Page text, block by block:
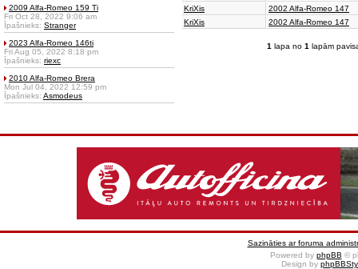
2009 Alfa-Romeo 159 Ti
Fri Oct 28, 2022 9:06 am
Īpašnieks: Stranger
2023 Alfa-Romeo 146ti
Fri Aug 05, 2022 8:18 pm
Īpašnieks: riexc
2010 Alfa-Romeo Brera
Mon Jul 04, 2022 12:59 pm
Īpašnieks: Asmodeus
KriXis
2002 Alfa-Romeo 147
KriXis
2002 Alfa-Romeo 147
1 lapa no 1 lapām
Sazināties ar foruma
Powered by phpBB ©
Design by